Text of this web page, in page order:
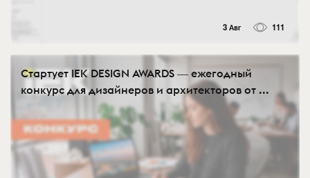
3 Авг 111
Стартует IEK DESIGN AWARDS ― ежегодный
конкурс для дизайнеров и архитекторов от ...